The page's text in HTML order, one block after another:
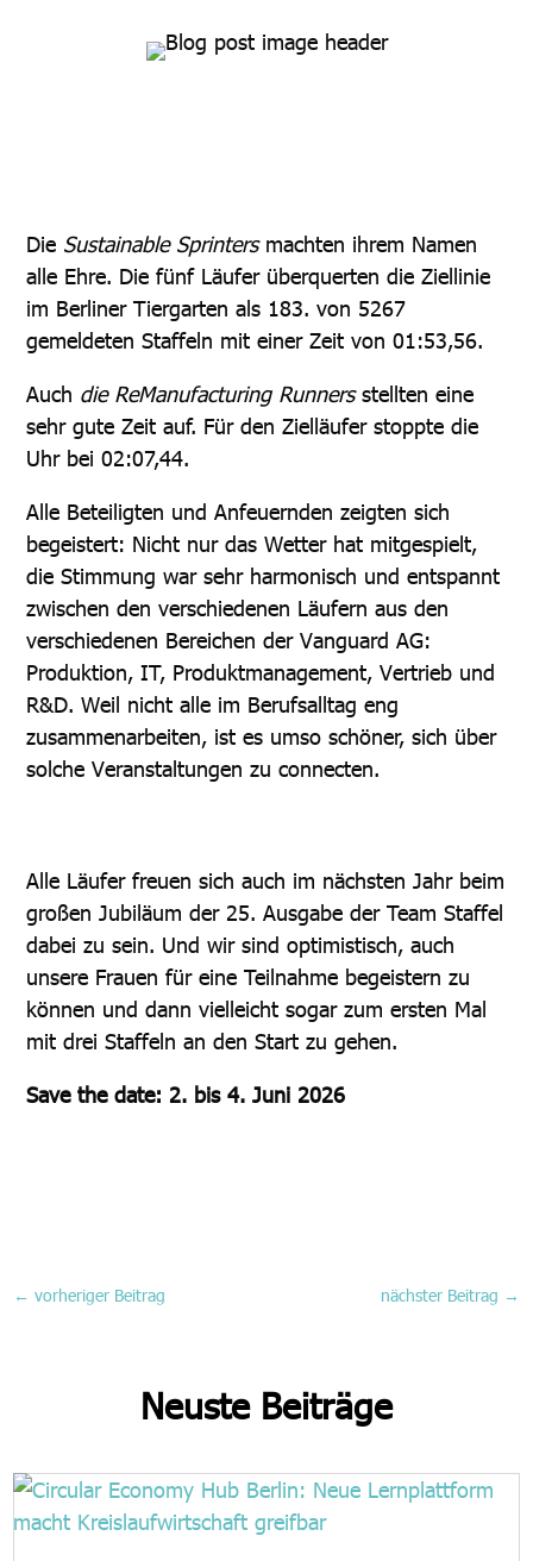
Die Sustainable Sprintersmachten ihrem Namen
alle Ehre. Die fünf Läufer überquerten die Ziellinie
im Berliner Tiergarten als 183. von 5267
gemeldeten Staffeln mit einer Zeit von 01:53,56.
Auch die ReManufacturing Runnersstellten eine
sehr gute Zeit auf. Für den Zielläufer stoppte die
Uhr bei 02:07,44.
Alle Beteiligten und Anfeuernden zeigten sich
begeistert: Nicht nur das Wetter hat mitgespielt,
die Stimmung war sehr harmonisch und entspannt
zwischen den verschiedenen Läufern aus den
verschiedenen Bereichen der Vanguard AG:
Produktion, IT, Produktmanagement, Vertrieb und
R&D. Weil nicht alle im Berufsalltag eng
zusammenarbeiten, ist es umso schöner, sich über
solche Veranstaltungen zu connecten.
Alle Läufer freuen sich auch im nächsten Jahr beim
großen Jubiläum der 25. Ausgabe der Team Staffel
dabei zu sein. Und wir sind optimistisch, auch
unsere Frauen für eine Teilnahme begeistern zu
können und dann vielleicht sogar zum ersten Mal
mit drei Staffeln an den Start zu gehen.
Save the date: 2. bis 4. Juni 2026
←vorheriger Beitrag nächster Beitrag →
Neuste Beiträge